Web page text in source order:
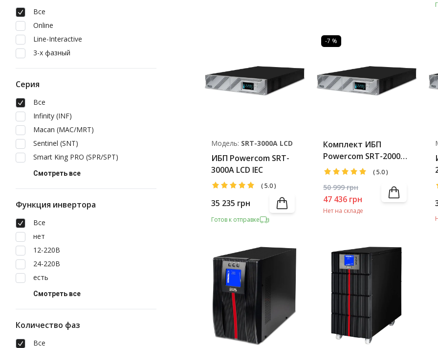
Все
Online
Line-Interactive
3-х фазный
Серия
Все
Infinity (INF)
Macan (MAC/MRT)
Sentinel (SNT)
Smart King PRO (SPR/SPT)
Смотреть все
Функция инвертора
Все
нет
12-220В
24-220В
есть
Смотреть все
Количество фаз
Все
Модель: SRТ-3000A LCD
ИБП Powercom SRT-
3000A LCD IEC
(5.0)
35 235 грн
Готов к отправке
-7 %
Комплект ИБП
Powercom SRT-2000A
LCD IEC + Battery Pack
(5.0)
50 999грн
47 436 грн
Нет на складе